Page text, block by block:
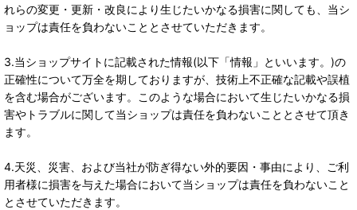
れらの変更・更新・改良により生じたいかなる損害に関しても、当シ
ョップは責任を負わないこととさせていただきます。
3.当ショップサイトに記載された情報(以下「情報」といいます。)の
正確性について万全を期しておりますが、技術上不正確な記載や誤植
を含む場合がございます。このような場合において生じたいかなる損
害やトラブルに関して当ショップは責任を負わないこととさせて頂き
ます。
4.天災、災害、および当社が防ぎ得ない外的要因・事由により、ご利
用者様に損害を与えた場合において当ショップは責任を負わないこと
とさせていただきます。